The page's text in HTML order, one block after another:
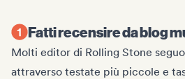
Fatti recensire da blog
Molti editor di Rolling Stone
attraverso testate più piccole e